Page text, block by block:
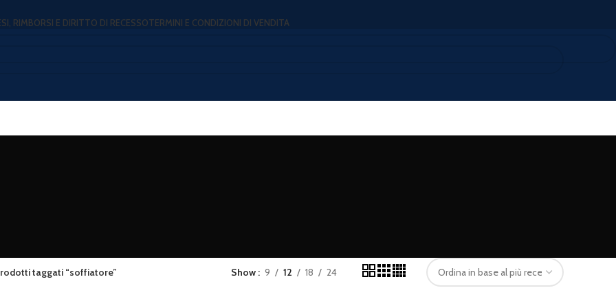
RIMBORSI E DIRITTO DI RECESSOTERMINI E CONDIZIONI DI VENDITA
taggati “soffiatore” Show 9 12 18 24